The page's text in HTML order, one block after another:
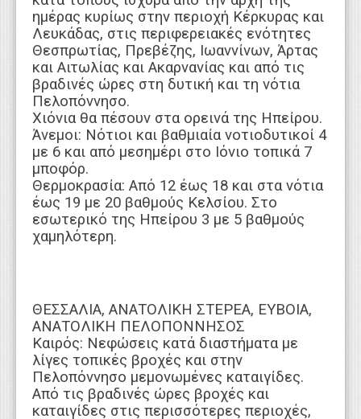
ημέρας κυρίως στην περιοχή Κέρκυρας και
Λευκάδας, στις περιφερειακές ενότητες
Θεσπρωτίας, Πρεβέζης, Ιωαννίνων, Άρτας
και Αιτωλίας και Ακαρνανίας και από τις
βραδινές ώρες στη δυτική και τη νότια
Πελοπόννησο.
Χιόνια θα πέσουν στα ορεινά της Ηπείρου.
Άνεμοι: Νότιοι και βαθμιαία νοτιοδυτικοί 4
με 6 και από μεσημέρι στο Ιόνιο τοπικά 7
μποφόρ.
Θερμοκρασία: Από 12 έως 18 και στα νότια
έως 19 με 20 βαθμούς Κελσίου. Στο
εσωτερικό της Ηπείρου 3 με 5 βαθμούς
χαμηλότερη.
ΘΕΣΣΑΛΙΑ, ΑΝΑΤΟΛΙΚΗ ΣΤΕΡΕΑ, ΕΥΒΟΙΑ,
ΑΝΑΤΟΛΙΚΗ ΠΕΛΟΠΟΝΝΗΣΟΣ
Καιρός: Νεφώσεις κατά διαστήματα με
λίγες τοπικές βροχές και στην
Πελοπόννησο μεμονωμένες καταιγίδες.
Από τις βραδινές ώρες βροχές και
καταιγίδες στις περισσότερες περιοχές,